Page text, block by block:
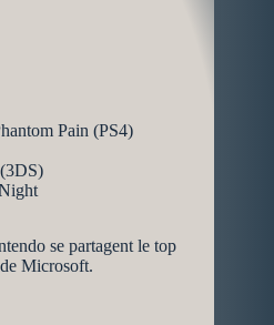
Pain (PS4)
se partagent le top
Microsoft.